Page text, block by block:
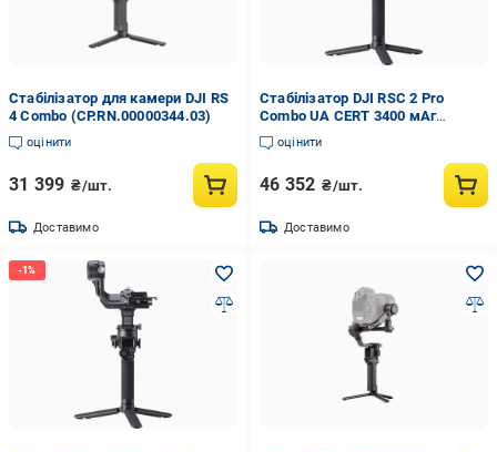
Стабілізатор для камери DJI RS
4 Combo (CP.RN.00000344.03)
оцінити
31 399 ₴/шт.
Доставимо
Стабілізатор DJI RSC 2 Pro
Combo UA CERT 3400 мАг
(d7516b95)
оцінити
46 352 ₴/шт.
Доставимо